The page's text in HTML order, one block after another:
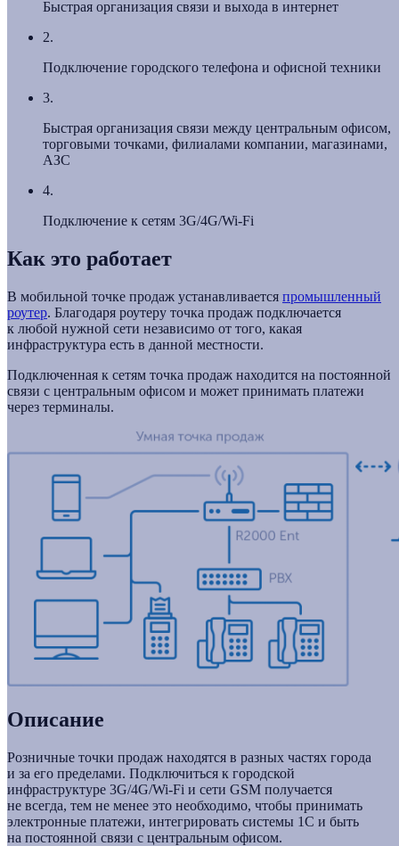
Быстрая организация связи и выхода в интернет
2.
Подключение городского телефона и офисной техники
3.
Быстрая организация связи между центральным офисом,
торговыми точками, филиалами компании, магазинами,
АЗС
4.
Подключение к сетям 3G/4G/Wi-Fi
Как это работает
В мобильной точке продаж устанавливается промышленный
роутер. Благодаря роутеру точка продаж подключается
к любой нужной сети независимо от того, какая
инфраструктура есть в данной местности.
Подключенная к сетям точка продаж находится на постоянной
связи с центральным офисом и может принимать платежи
через терминалы.
Описание
Розничные точки продаж находятся в разных частях города
и за его пределами. Подключиться к городской
инфраструктуре 3G/4G/Wi-Fi и сети GSM получается
не всегда, тем не менее это необходимо, чтобы принимать
электронные платежи, интегрировать системы 1С и быть
на постоянной связи с центральным офисом.